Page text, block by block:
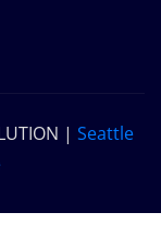
| Seattle